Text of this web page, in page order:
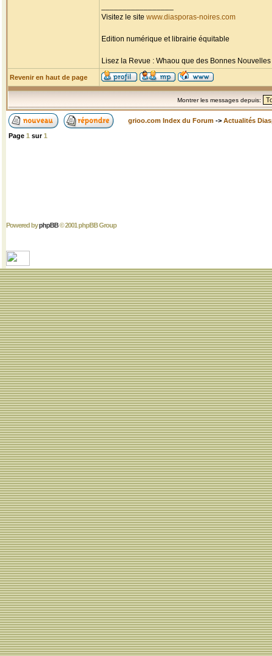
Visitez le site www.diasporas-noires.com
Edition numérique et librairie équitable
Lisez la Revue : Whaou que des Bonnes
Revenir en haut de page
Montrer les messages depuis:
grioo.com Index du Forum -> Actualités
Page 1 sur1
Powered byphpBB© 2001 phpBB Group